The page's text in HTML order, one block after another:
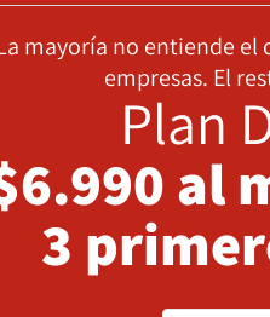
mayoría no entiende el
empresas. El
Plan
al
3